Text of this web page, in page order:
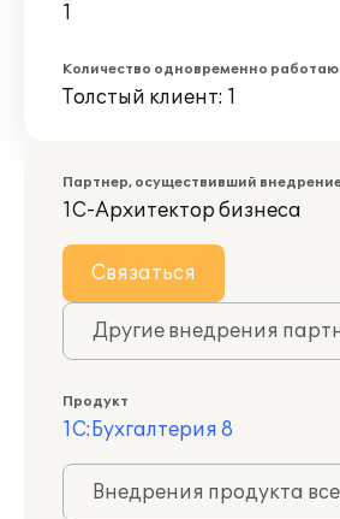
1
Количество одновременно
Толстый клиент: 1
Партнер, осуществивший
1С-Архитектор бизнеса
Связаться
Другие внедрения
Продукт
1С:Бухгалтерия 8
Внедрения продукта